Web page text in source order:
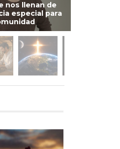
nos llenan de
especial para